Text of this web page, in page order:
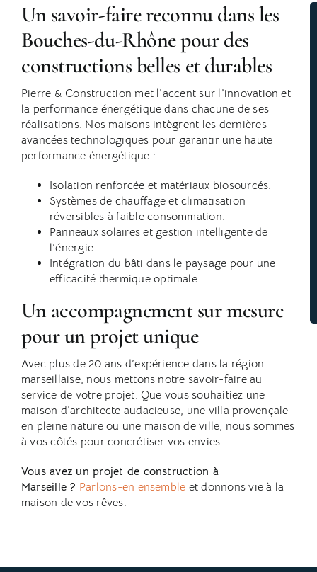
Un savoir-faire reconnu dans les
Bouches-du-Rhône pour des
constructions belles et durables
Pierre & Construction met l’accent sur l’innovation et
la performance énergétique dans chacune de ses
réalisations. Nos maisons intègrent les dernières
avancées technologiques pour garantir une haute
performance énergétique :
Isolation renforcée et matériaux biosourcés.
Systèmes de chauffage et climatisation
réversibles à faible consommation.
Panneaux solaires et gestion intelligente de
l’énergie.
Intégration du bâti dans le paysage pour une
efficacité thermique optimale.
Un accompagnement sur mesure
pour un projet unique
Avec plus de 20 ans d’expérience dans la région
marseillaise, nous mettons notre savoir-faire au
service de votre projet. Que vous souhaitiez une
maison d’architecte audacieuse, une villa provençale
en pleine nature ou une maison de ville, nous sommes
à vos côtés pour concrétiser vos envies.
Vous avez un projet de construction à
Marseille ? Parlons-en ensemble et donnons vie à la
maison de vos rêves.